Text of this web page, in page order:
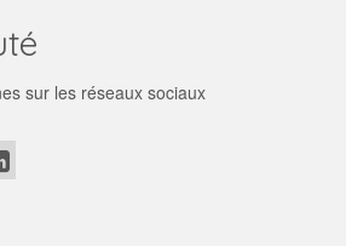
sur les réseaux sociaux